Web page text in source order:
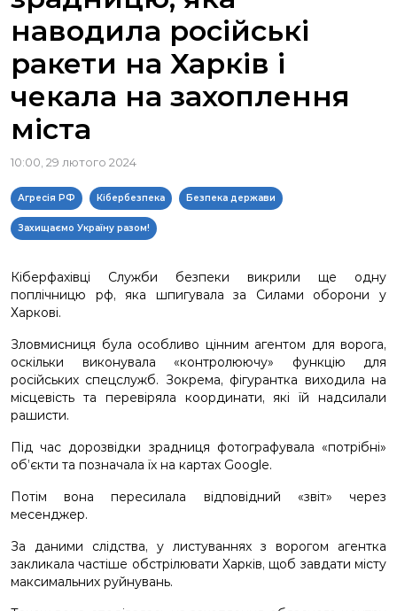
ВІДЕОГАЛЕРЕЯ
КОНТАКТИ ПРЕСЦЕНТРУ
наводила російські
ракети на Харків і
чекала на захоплення
міста
10:00, 29 лютого 2024
Агресія РФ Кібербезпека Безпека держави
Захищаємо Україну разом!
Кіберфахівці Служби безпеки викрили ще одну
поплічницю рф, яка шпигувала за Силами оборони у
Харкові.
Зловмисниця була особливо цінним агентом для ворога,
оскільки виконувала «контролюючу» функцію для
російських спецслужб. Зокрема, фігурантка виходила на
місцевість та перевіряла координати, які їй надсилали
рашисти.
Під час дорозвідки зрадниця фотографувала «потрібні»
об’єкти та позначала їх на картах Google.
Потім вона пересилала відповідний «звіт» через
месенджер.
За даними слідства, у листуваннях з ворогом агентка
закликала частіше обстрілювати Харків, щоб завдати місту
максимальних руйнувань.